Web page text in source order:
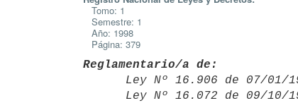
Tomo: 1
Semestre: 1
Año: 1998
Página: 379
Reglamentario/a de:
Ley Nº 16.906 de 07/01/
Ley Nº 16.072 de 09/